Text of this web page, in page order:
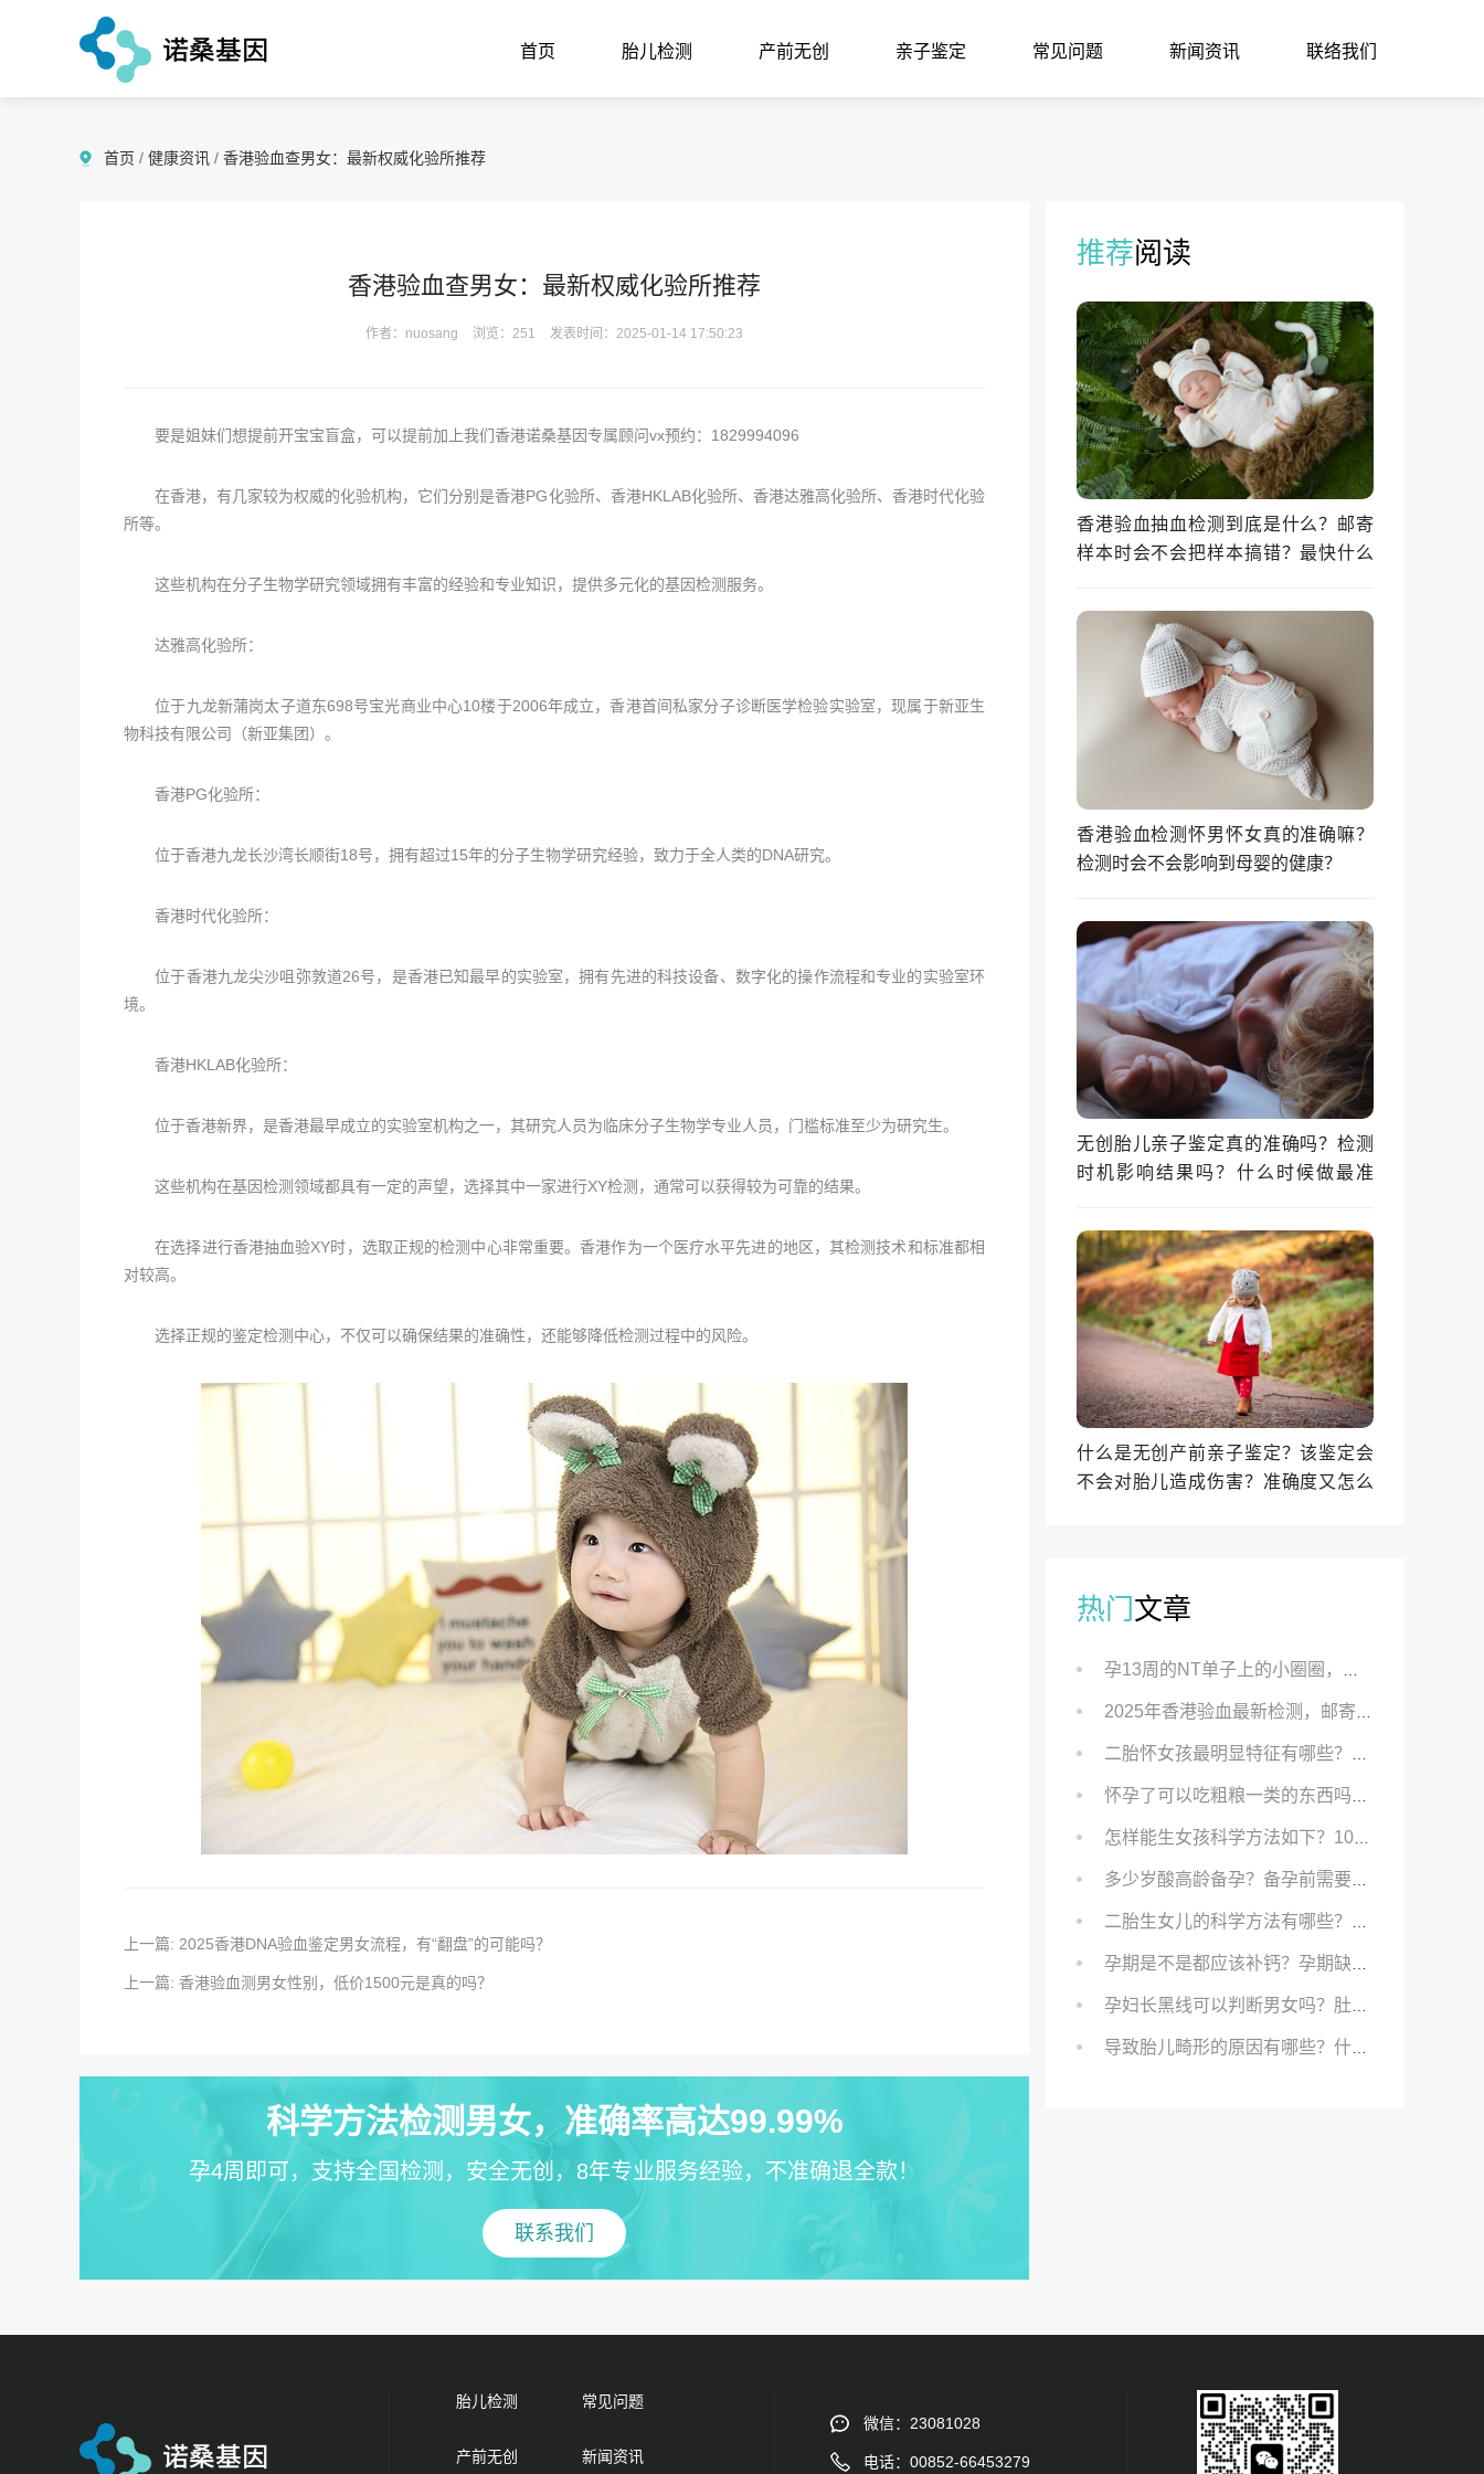
首页 胎儿检测 产前无创 亲子鉴定 常见问题 新闻资讯 联络我们
首页 / 健康资讯 / 香港验血查男女：最新权威化验所推荐
香港验血查男女：最新权威化验所推荐
作者：nuosang 浏览：251 发表时间：2025-01-14 17:50:23
要是姐妹们想提前开宝宝盲盒，可以提前加上我们香港诺桑基因专属顾问vx预约：1829994096
在香港，有几家较为权威的化验机构，它们分别是香港PG化验所、香港HKLAB化验所、香港达雅高化验所、香港时代化验
所等。
这些机构在分子生物学研究领域拥有丰富的经验和专业知识，提供多元化的基因检测服务。
达雅高化验所：
位于九龙新蒲岗太子道东698号宝光商业中心10楼于2006年成立，⾹港⾸间私家分⼦诊断医学检验实验室，现属于新亚生
物科技有限公司（新亚集团）。
香港PG化验所：
位于香港九龙长沙湾长顺街18号，拥有超过15年的分子生物学研究经验，致力于全人类的DNA研究。
香港时代化验所：
位于香港九龙尖沙咀弥敦道26号，是香港已知最早的实验室，拥有先进的科技设备、数字化的操作流程和专业的实验室环
境。
香港HKLAB化验所：
位于香港新界，是香港最早成立的实验室机构之一，其研究人员为临床分子生物学专业人员，门槛标准至少为研究生。
这些机构在基因检测领域都具有一定的声望，选择其中一家进行XY检测，通常可以获得较为可靠的结果。
在选择进行香港抽血验XY时，选取正规的检测中心非常重要。香港作为一个医疗水平先进的地区，其检测技术和标准都相
对较高。
选择正规的鉴定检测中心，不仅可以确保结果的准确性，还能够降低检测过程中的风险。
上一篇: 2025香港DNA验血鉴定男女流程，有“翻盘”的可能吗？
上一篇: 香港验血测男女性别，低价1500元是真的吗？
科学方法检测男女，准确率高达99.99%
孕4周即可，支持全国检测，安全无创，8年专业服务经验，不准确退全款！
联系我们
推荐阅读
香港验血抽血检测到底是什么？邮寄
样本时会不会把样本搞错？最快什么
香港验血检测怀男怀女真的准确嘛？
检测时会不会影响到母婴的健康？
无创胎儿亲子鉴定真的准确吗？检测
时机影响结果吗？什么时候做最准
什么是无创产前亲子鉴定？该鉴定会
不会对胎儿造成伤害？准确度又怎么
热门文章
胎儿检测 常见问题
产前无创 新闻资讯
微信：23081028
电话：00852-66453279